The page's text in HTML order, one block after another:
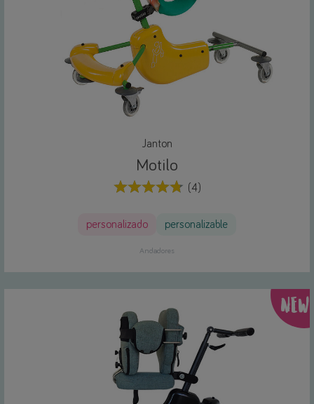
Janton
Motilo
(4)
personalizado personalizable
Andadores
NEW